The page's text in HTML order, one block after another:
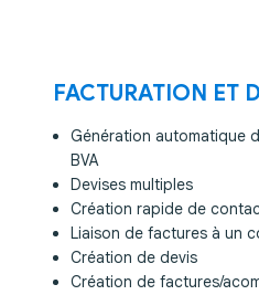
FACTURATION ET
Génération automatique
BVA
Devises multiples
Création rapide de
Liaison de factures à un
Création de devis
Création de factures/